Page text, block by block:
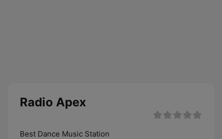
Radio Apex
Best Dance Music Station